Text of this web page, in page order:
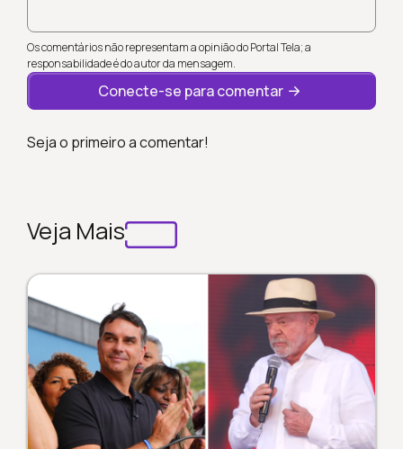
Os comentários não representam a opinião do Portal Tela; a
responsabilidade é do autor da mensagem.
Conecte-se para comentar
Seja o primeiro a comentar!
Veja Mais